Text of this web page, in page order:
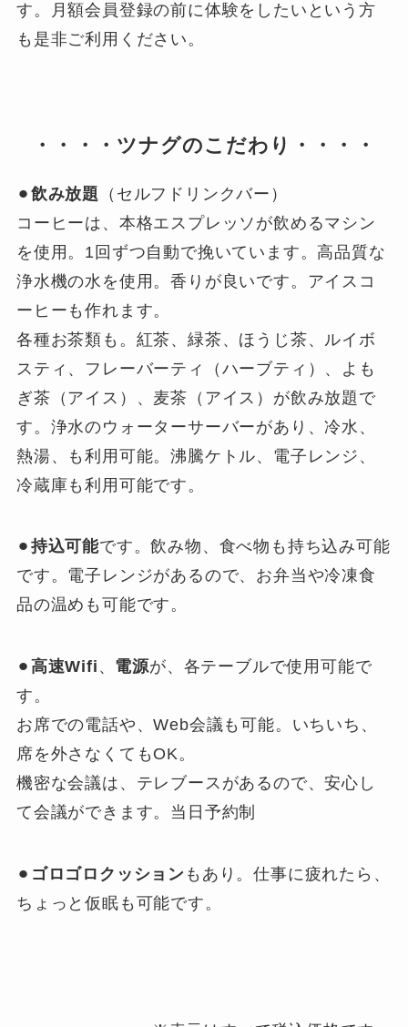
す。月額会員登録の前に体験をしたいという方
も是非ご利用ください。
・・・・ツナグのこだわり・・・・
⚫︎ 飲み放題 （セルフドリンクバー）
コーヒーは、本格エスプレッソが飲めるマシン
を使用。1回ずつ自動で挽いています。高品質な
浄水機の水を使用。香りが良いです。アイスコ
ーヒーも作れます。
各種お茶類も。紅茶、緑茶、ほうじ茶、ルイボ
スティ、フレーバーティ（ハーブティ）、よも
ぎ茶（アイス）、麦茶（アイス）が飲み放題で
す。浄水のウォーターサーバーがあり、冷水、
熱湯、も利用可能。沸騰ケトル、電子レンジ、
冷蔵庫も利用可能です。
⚫︎ 持込可能です。飲み物、食べ物も持ち込み可能
です。電子レンジがあるので、お弁当や冷凍食
品の温めも可能です。
⚫︎ 高速Wifi 、 電源が、各テーブルで使用可能で
す。
お席での電話や、Web会議も可能。いちいち、
席を外さなくてもOK。
機密な会議は、テレブースがあるので、安心し
て会議ができます。当日予約制
⚫︎ ゴロゴロクッション もあり。仕事に疲れたら、
ちょっと仮眠も可能です。